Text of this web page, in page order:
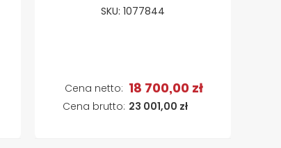
SKU: 1077844
23 001,00 zł
18 700,00 zł
Dodaj do koszyka